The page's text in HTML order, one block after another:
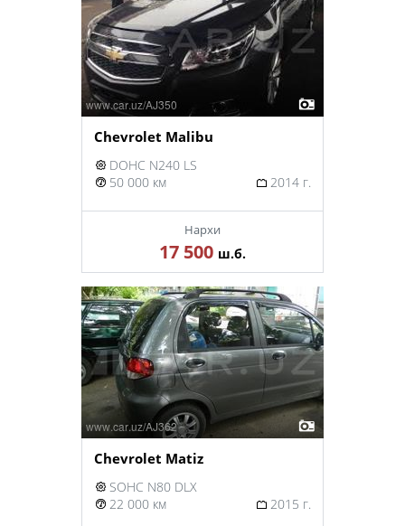
Chevrolet Malibu
DOHC N240 LS
50 000 км
2014 г.
Нархи
17 500 ш.б.
Chevrolet Matiz
SOHC N80 DLX
22 000 км
2015 г.